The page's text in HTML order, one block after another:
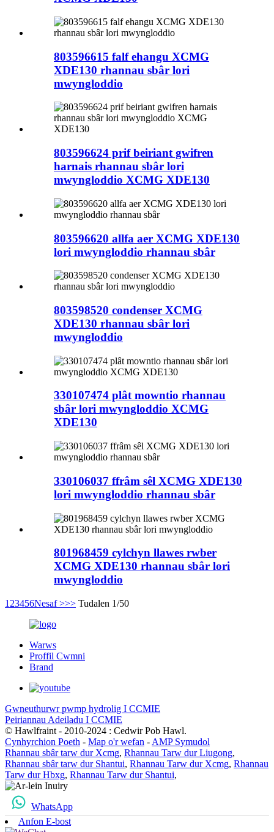
803596615 falf ehangu XCMG
XDE130 rhannau sbâr lori
mwyngloddio
803596624 prif beiriant gwifren
harnais rhannau sbâr lori
mwyngloddio XCMG XDE130
803596620 allfa aer XCMG XDE130
lori mwyngloddio rhannau sbâr
803598520 condenser XCMG
XDE130 rhannau sbâr lori
mwyngloddio
330107474 plât mowntio rhannau
sbâr lori mwyngloddio XCMG
XDE130
330106037 ffrâm sêl XCMG XDE130
lori mwyngloddio rhannau sbâr
801968459 cylchyn llawes rwber
XCMG XDE130 rhannau sbâr lori
mwyngloddio
1 23456Nesaf >>> Tudalen 1/50
Warws
Proffil Cwmni
Brand
Gwneuthurwr pwmp hydrolig I CCMIE
Peiriannau Adeiladu I CCMIE
© Hawlfraint - 2010-2024 : Cedwir Pob Hawl.
Cynhyrchion Poeth - Map o'r wefan - AMP Symudol
Rhannau sbâr tarw dur Xcmg, Rhannau Tarw dur Liugong,
Rhannau sbâr tarw dur Shantui, Rhannau Tarw dur Xcmg, Rhannau
Tarw dur Hbxg, Rhannau Tarw dur Shantui,
WhatsApp
Anfon E-bost